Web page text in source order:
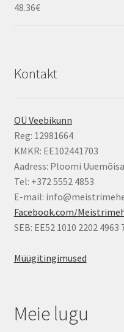
48.36€
Kontakt
OÜ Veebikunn
Reg: 12981664
KMKR: EE102441703
Aadress: Ploomi
Tel: +372 5552 4853
E-mail:
Facebook.com/
SEB: EE52 1010 2202 4963
Müügitingimused
Meie lugu